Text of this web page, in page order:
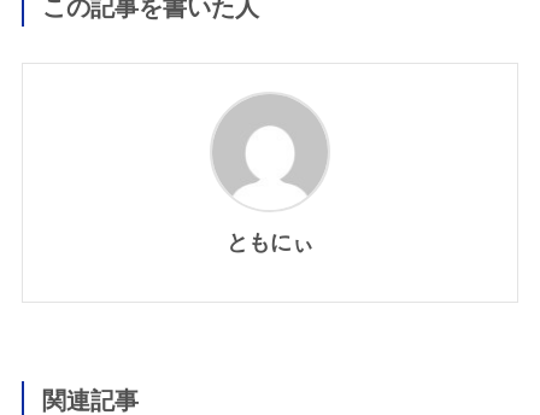
この記事を書いた人
ともにぃ
関連記事